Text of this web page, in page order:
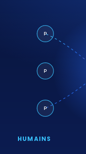
P
P
P
HUMAINS